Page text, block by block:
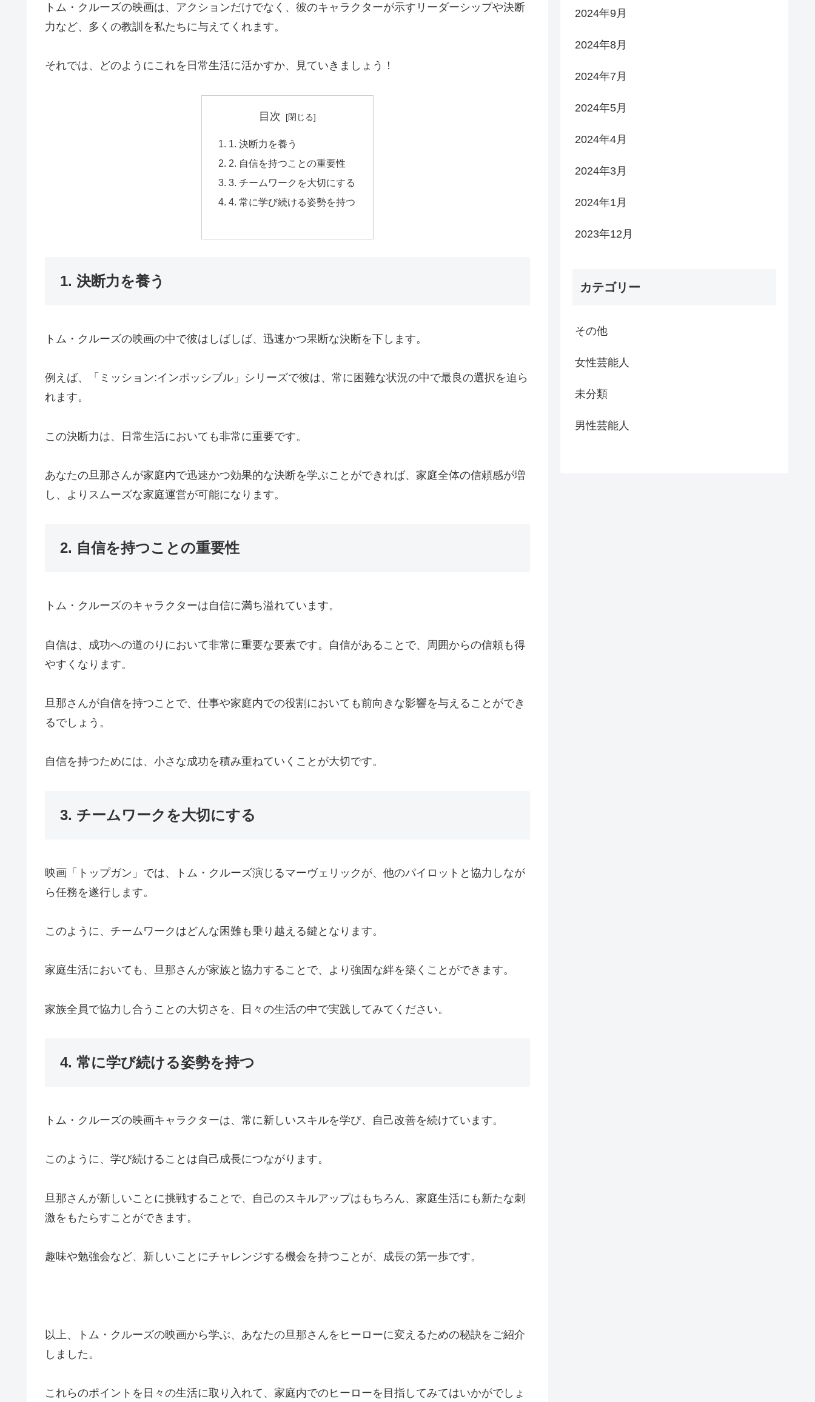
トム・クルーズの映画は、アクションだけでなく、彼のキャラクターが示すリーダーシップや決断
力など、多くの教訓を私たちに与えてくれます。
それでは、どのようにこれを日常生活に活かすか、見ていきましょう！
目次
1. 決断力を養う
2. 自信を持つことの重要性
3. チームワークを大切にする
4. 常に学び続ける姿勢を持つ
1. 決断力を養う
トム・クルーズの映画の中で彼はしばしば、迅速かつ果断な決断を下します。
例えば、「ミッション:インポッシブル」シリーズで彼は、常に困難な状況の中で最良の選択を迫ら
れます。
この決断力は、日常生活においても非常に重要です。
あなたの旦那さんが家庭内で迅速かつ効果的な決断を学ぶことができれば、家庭全体の信頼感が増
し、よりスムーズな家庭運営が可能になります。
2. 自信を持つことの重要性
トム・クルーズのキャラクターは自信に満ち溢れています。
自信は、成功への道のりにおいて非常に重要な要素です。自信があることで、周囲からの信頼も得
やすくなります。
旦那さんが自信を持つことで、仕事や家庭内での役割においても前向きな影響を与えることができ
るでしょう。
自信を持つためには、小さな成功を積み重ねていくことが大切です。
3. チームワークを大切にする
映画「トップガン」では、トム・クルーズ演じるマーヴェリックが、他のパイロットと協力しなが
ら任務を遂行します。
このように、チームワークはどんな困難も乗り越える鍵となります。
家庭生活においても、旦那さんが家族と協力することで、より強固な絆を築くことができます。
家族全員で協力し合うことの大切さを、日々の生活の中で実践してみてください。
4. 常に学び続ける姿勢を持つ
トム・クルーズの映画キャラクターは、常に新しいスキルを学び、自己改善を続けています。
このように、学び続けることは自己成長につながります。
旦那さんが新しいことに挑戦することで、自己のスキルアップはもちろん、家庭生活にも新たな刺
激をもたらすことができます。
趣味や勉強会など、新しいことにチャレンジする機会を持つことが、成長の第一歩です。
以上、トム・クルーズの映画から学ぶ、あなたの旦那さんをヒーローに変えるための秘訣をご紹介
しました。
これらのポイントを日々の生活に取り入れて、家庭内でのヒーローを目指してみてはいかがでしょ
2024年9月
2024年8月
2024年7月
2024年5月
2024年4月
2024年3月
2024年1月
2023年12月
カテゴリー
その他
女性芸能人
未分類
男性芸能人